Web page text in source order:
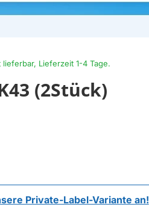
(2Stück)
lieferbar, Lieferzeit 1-4 Tage.
Private-Label-Variante an!